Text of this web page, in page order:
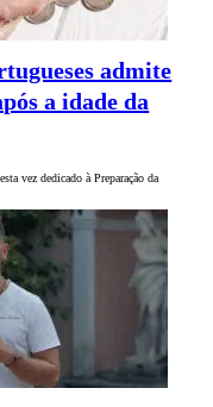
admite
a idade da
vez dedicado à Preparação da